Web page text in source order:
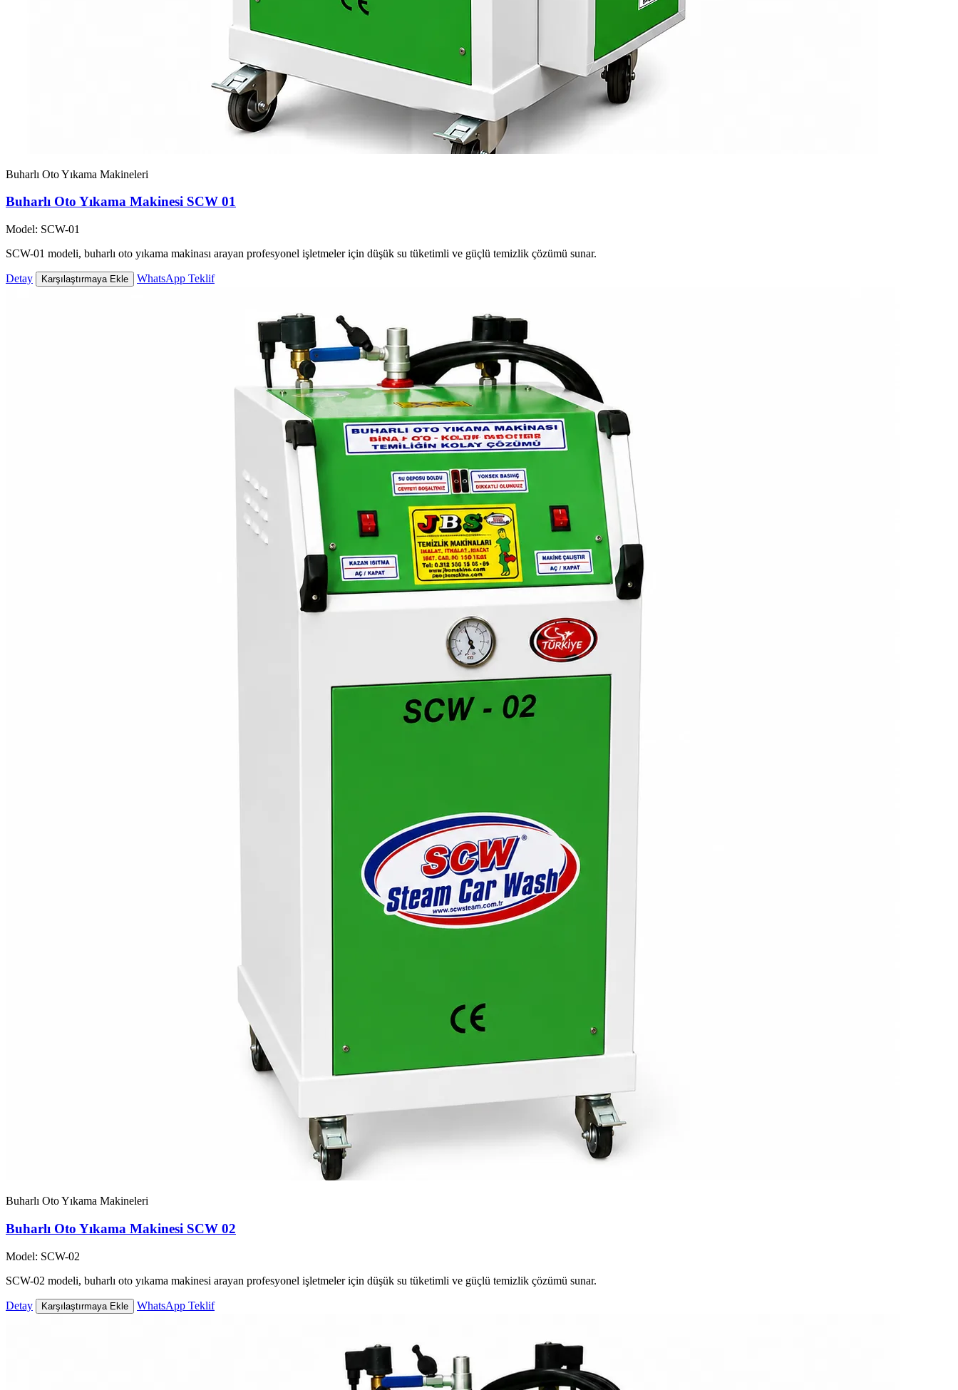
Buharlı Oto Yıkama Makineleri
Buharlı Oto Yıkama Makinesi SCW 01
Model: SCW-01
SCW-01 modeli, buharlı oto yıkama makinası arayan profesyonel işletmeler için düşük su tüketimli ve güçlü temizlik çözümü sunar.
Detay Karşılaştırmaya Ekle WhatsApp Teklif
Buharlı Oto Yıkama Makineleri
Buharlı Oto Yıkama Makinesi SCW 02
Model: SCW-02
SCW-02 modeli, buharlı oto yıkama makinesi arayan profesyonel işletmeler için düşük su tüketimli ve güçlü temizlik çözümü sunar.
Detay Karşılaştırmaya Ekle WhatsApp Teklif